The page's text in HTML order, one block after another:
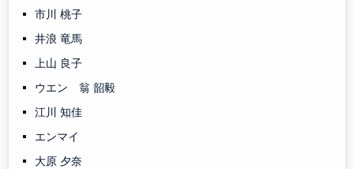
市川 桃子
井浪 竜馬
上山 良子
ウエン 翁 韶毅
江川 知佳
エンマイ
大原 夕奈